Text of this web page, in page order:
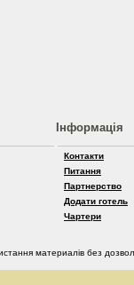
Інформація
Контакти
Питання
Партнерство
Додати готель
Чартери
материалів без